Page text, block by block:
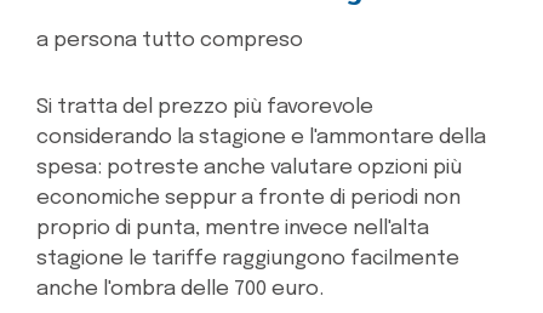
a persona tutto compreso
Si tratta del prezzo più favorevole
considerando la stagione e l'ammontare della
spesa: potreste anche valutare opzioni più
economiche seppur a fronte di periodi non
proprio di punta, mentre invece nell'alta
stagione le tariffe raggiungono facilmente
anche l'ombra delle 700 euro.